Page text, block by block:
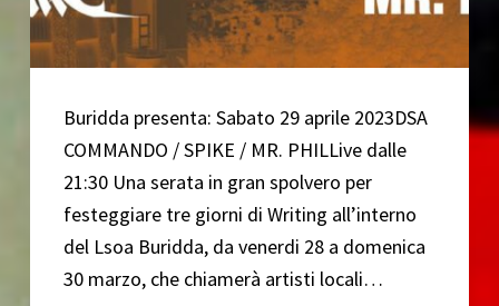
Buridda presenta: Sabato 29 aprile 2023DSA
COMMANDO / SPIKE / MR. PHILLive dalle
21:30 Una serata in gran spolvero per
festeggiare tre giorni di Writing all’interno
del Lsoa Buridda, da venerdi 28 a domenica
30 marzo, che chiamerà artisti locali…